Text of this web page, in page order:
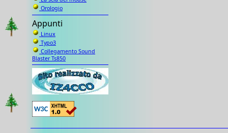
Orologio
Appunti
Linux
Typo3
Collegamento Sound
Blaster Ts850